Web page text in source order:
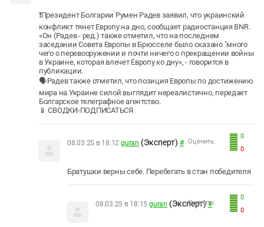
❗Президент Болгарии Румен Радев заявил, что украинский
конфликт тянет Европу на дно, сообщает радиостанция BNR.
«Он (Радев - ред.) также отметил, что на последнем
заседании Совета Европы в Брюсселе было сказано "много
чего о перевооружении и почти ничего о прекращении войны
в Украине, которая влечет Европу ко дну», - говорится в
публикации.
🗣Радев также отметил, что позиция Европы по достижению
мира на Украине силой выглядит нереалистично, передает
Болгарское телеграфное агентство.
📱 СВОДКИ-ПОДПИСАТЬСЯ
0
0
Оценить:
08.03.25 в 18:12 guran (Эксперт) #
Братушки верны себе. Перебегать в стан победителя
0
0
Оценить:
08.03.25 в 18:15 guran (Эксперт) #